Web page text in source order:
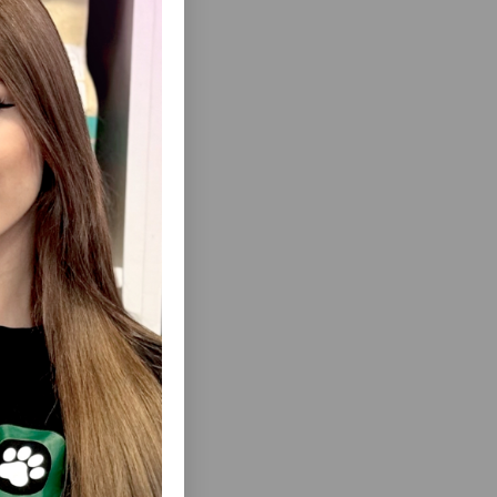
Все
И
TREAT НЕЖНОЕ ПЮРЕ ИЗ ТУНЦА ДЛЯ